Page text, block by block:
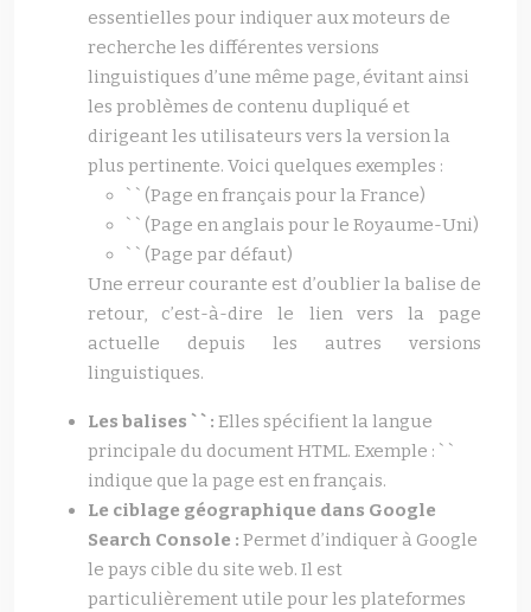
essentielles pour indiquer aux moteurs de
recherche les différentes versions
linguistiques d’une même page, évitant ainsi
les problèmes de contenu dupliqué et
dirigeant les utilisateurs vers la version la
plus pertinente. Voici quelques exemples :
` ` (Page en français pour la France)
` ` (Page en anglais pour le Royaume-Uni)
` ` (Page par défaut)
Une erreur courante est d’oublier la balise de
retour, c’est-à-dire le lien vers la page
actuelle depuis les autres versions
linguistiques.
Les balises ` ` : Elles spécifient la langue
principale du document HTML. Exemple : ` `
indique que la page est en français.
Le ciblage géographique dans Google
Search Console : Permet d’indiquer à Google
le pays cible du site web. Il est
particulièrement utile pour les plateformes